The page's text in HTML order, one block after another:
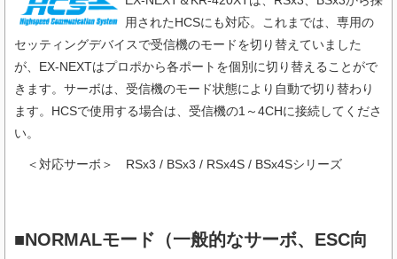
用されたHCSにも対応。これまでは、専用の
セッティングデバイスで受信機のモードを切り替えていました
が、EX-NEXTはプロポから各ポートを個別に切り替えることがで
きます。サーボは、受信機のモード状態により自動で切り替わり
ます。HCSで使用する場合は、受信機の1～4CHに接続してくださ
い。
＜対応サーボ＞ RSx3 / BSx3 / RSx4S / BSx4Sシリーズ
■NORMALモード（一般的なサーボ、ESC向